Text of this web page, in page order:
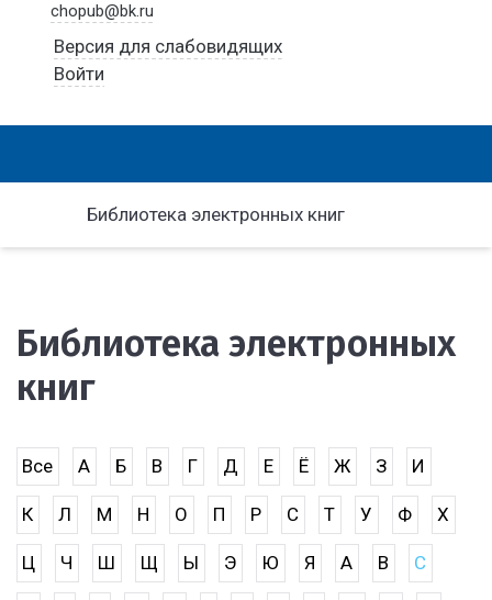
chopub@bk.ru
Версия для слабовидящих
Войти
Библиотека электронных книг
Библиотека электронных
книг
Все А Б В Г Д Е Ё Ж З И
К Л М Н О П Р С Т У Ф Х
Ц Ч Ш Щ Ы Э Ю Я A B C